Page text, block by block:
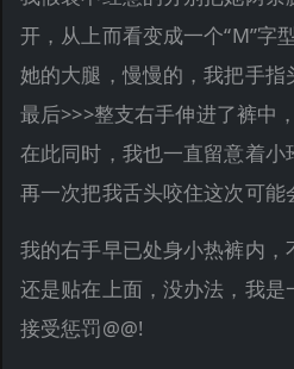
开，从上而看变成一个“M”字
她的大腿，慢慢的，我把手指
最后>>>整支右手伸进了裤中
在此同时，我也一直留意着
再一次把我舌头咬住这次可能
我的右手早已处身小热裤内
还是贴在上面，没办法，我
接受惩罚@@!